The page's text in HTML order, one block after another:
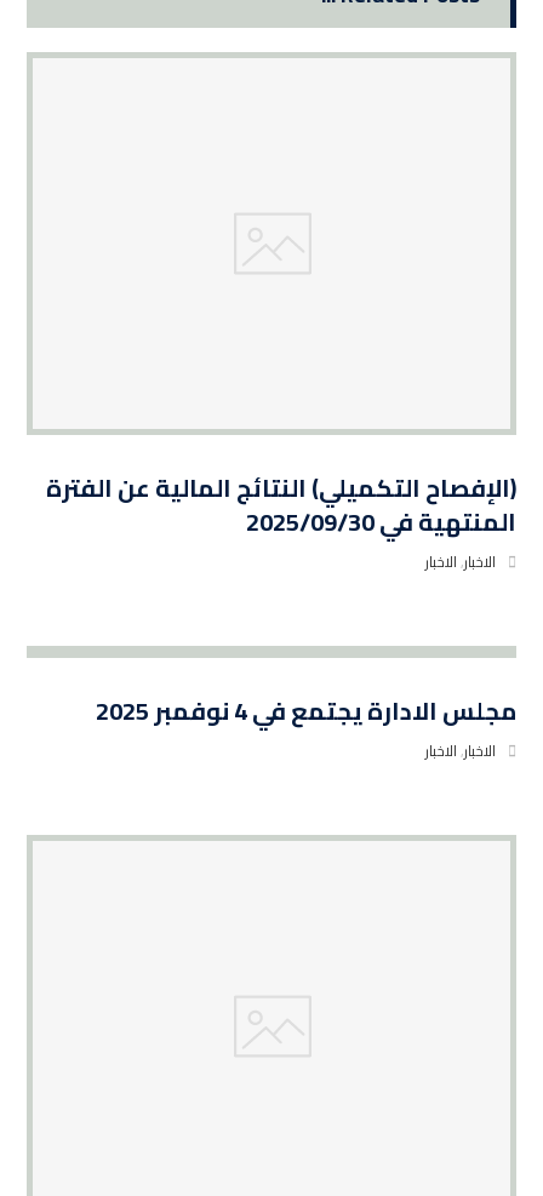
(الإفصاح التكميلي) النتائج المالية عن الفترة
المنتهية في 2025/09/30
الاخبار,الاخبار
مجلس الادارة يجتمع في 4 نوفمبر 2025
الاخبار,الاخبار